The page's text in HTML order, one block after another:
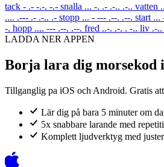
tack - .- -.-. -.- snalla ... -. .- .-.. .-.. vatten
.... .--- .- .-.. .- stopp ... - --- .--. .--. start ...
-. hopp .... --- .--. .--. fred ..-. .-. . -.. liv .-
LADDA NER APPEN
Borja lara dig morsekod
Tillganglig pa iOS och Android. Gratis
Lär dig på bara 5 minuter om
5x snabbare larande med
Komplett ljudverktyg med